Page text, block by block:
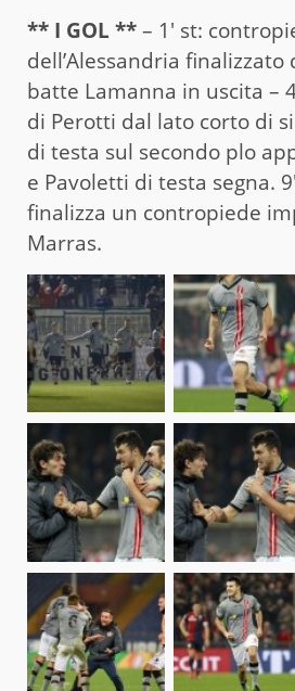
** I GOL **– 1′ st:
dell’Alessandria finalizzato
batte Lamanna in uscita –
di Perotti dal lato corto di
di testa sul secondo plo
e Pavoletti di testa segna.
finalizza un contropiede
Marras.